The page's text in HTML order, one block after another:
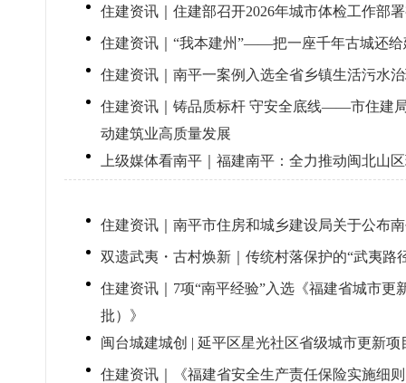
住建资讯｜住建部召开2026年城市体检工作部
住建资讯｜“我本建州”——把一座千年古城还给
住建资讯｜南平一案例入选全省乡镇生活污水
住建资讯｜铸品质标杆 守安全底线——市住建
动建筑业高质量发展
上级媒体看南平｜福建南平：全力推动闽北山
住建资讯｜南平市住房和城乡建设局关于公布
双遗武夷・古村焕新｜传统村落保护的“武夷路
住建资讯｜7项“南平经验”入选《福建省城市更
批）》
闽台城建城创 | 延平区星光社区省级城市更新项
住建资讯｜《福建省安全生产责任保险实施细